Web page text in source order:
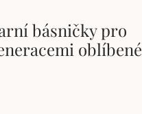
básničky pro
oblíbené